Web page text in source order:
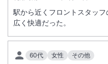
プをご用意。
大浴場あり
駅から近くフロントスタッ
広く快適だった。
60代 女性
その他